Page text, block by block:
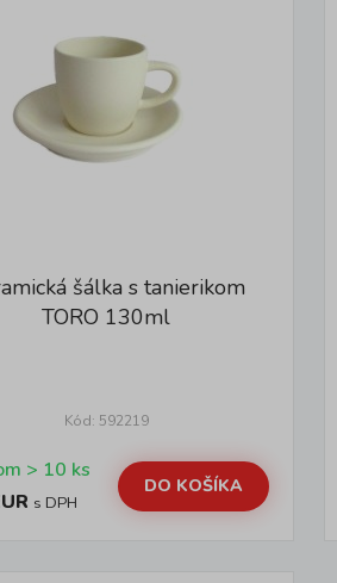
šálka s tanierikom
TORO 130ml
Kód: 592219
Skladom > 10 ks
s DPH
DO KOŠÍKA